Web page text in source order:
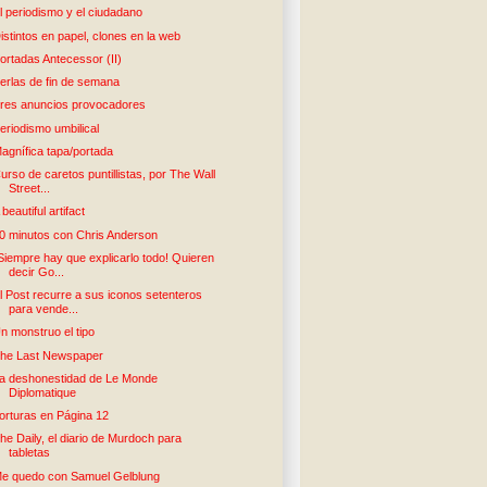
periodismo y el ciudadano
en papel, clones en la web
Antecessor (II)
de fin de semana
anuncios provocadores
umbilical
tapa/portada
de caretos puntillistas, por The Wall
Street...
beautiful artifact
minutos con Chris Anderson
hay que explicarlo todo! Quieren
decir Go...
Post recurre a sus iconos setenteros
para vende...
monstruo el tipo
Last Newspaper
deshonestidad de Le Monde
Diplomatique
en Página 12
Daily, el diario de Murdoch para
tabletas
quedo con Samuel Gelblung